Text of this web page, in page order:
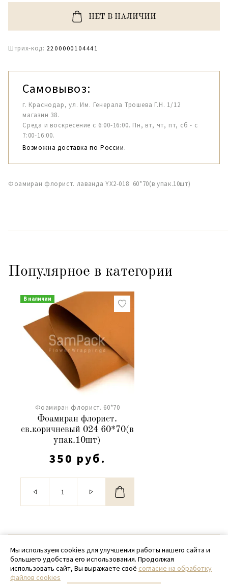
НЕТ В НАЛИЧИИ
Штрих-код: 2200000104441
Самовывоз:
г. Краснодар, ул. Им. Генерала Трошева Г.Н. 1/12
магазин 38.
Среда и воскресение с 6:00-16:00. Пн, вт, чт, пт, сб - с
7:00-16:00.
Возможна доставка по России.
Фоамиран флорист. лаванда YX2-018 60*70(в упак.10шт)
Популярное в категории
В наличии
Фоамиран флорист. 60*70
Фоамиран флорист.
св.коричневый 024 60*70(в
упак.10шт)
350 руб.
© 2020 - 2026 SamPack
+ 7 (918) 699-97-87
zakaz@sampack.store
Мы используем cookies для улучшения работы нашего сайта и
большего удобства его использования. Продолжая
использовать сайт, Вы выражаете своё согласие на обработку
файлов cookies